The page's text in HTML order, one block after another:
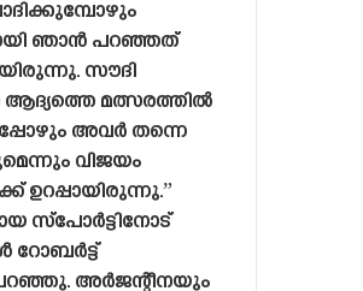
ഞാൻ പറഞ്ഞത്
സൗദി
ആദ്യത്തെ മത്സരത്തിൽ
അവർ തന്നെ
വിജയം
ഉറപ്പായിരുന്നു.”
സ്പോർട്ടിനോട്
റോബർട്ട്
അർജന്റീനയും